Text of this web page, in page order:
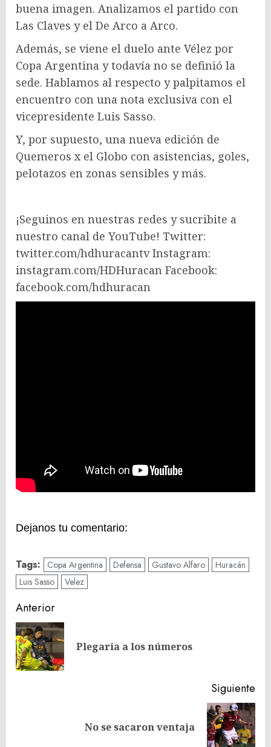
buena imagen. Analizamos el partido con
Las Claves y el De Arco a Arco.
Además, se viene el duelo ante Vélez por
Copa Argentina y todavía no se definió la
sede. Hablamos al respecto y palpitamos el
encuentro con una nota exclusiva con el
vicepresidente Luis Sasso.
Y, por supuesto, una nueva edición de
Quemeros x el Globo con asistencias, goles,
pelotazos en zonas sensibles y más.
¡Seguinos en nuestras redes y sucribite a
nuestro canal de YouTube! Twitter:
twitter.com/hdhuracantv Instagram:
instagram.com/HDHuracan Facebook:
facebook.com/hdhuracan
Dejanos tu comentario:
Tags: Copa Argentina Defensa Gustavo Alfaro
Huracán
Luis Sasso
Velez
Navegación
de
entradas
Anterior
Plegaria a los números
Siguiente
No se sacaron ventaja